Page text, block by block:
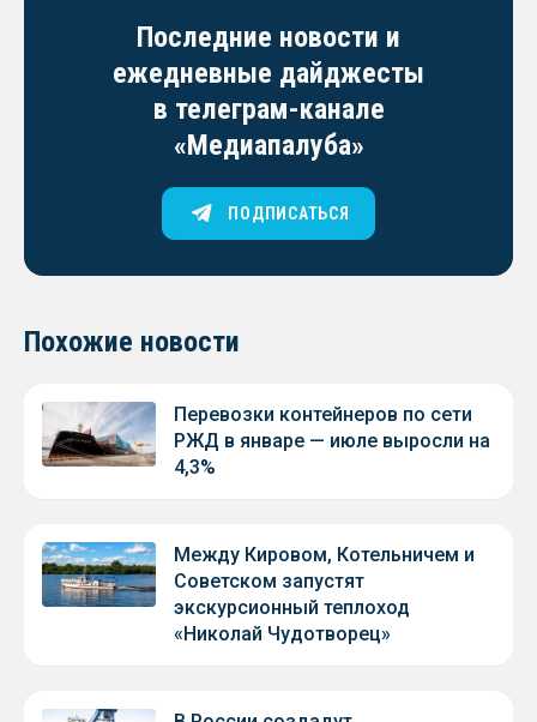
Последние новости и
ежедневные дайджесты
в телеграм-канале
«Медиапалуба»
ПОДПИСАТЬСЯ
Похожие новости
Перевозки контейнеров по сети
РЖД в январе — июле выросли на
4,3%
Между Кировом, Котельничем и
Советском запустят
экскурсионный теплоход
«Николай Чудотворец»